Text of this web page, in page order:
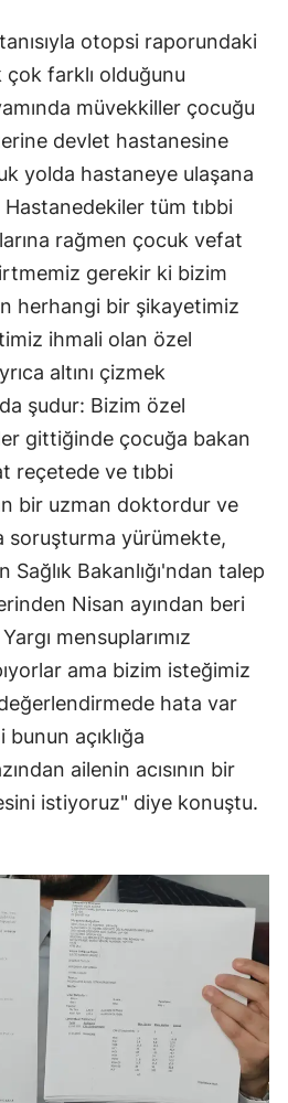
otopsi raporundaki
çok farklı olduğunu
müvekkiller çocuğu
devlet hastanesine
yolda hastaneye ulaşana
tüm tıbbi
rağmen çocuk vefat
gerekir ki bizim
herhangi bir şikayetimiz
ihmali olan özel
altını çizmek
şudur: Bizim özel
gittiğinde çocuğa bakan
reçetede ve tıbbi
bir uzman doktordur ve
soruşturma yürümekte,
Bakanlığı'ndan talep
Nisan ayından beri
mensuplarımız
ama bizim isteğimiz
hata var
bunun açıklığa
ailenin acısının bir
istiyoruz" diye konuştu.